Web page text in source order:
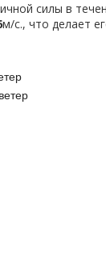
силы в
м/с., что делает